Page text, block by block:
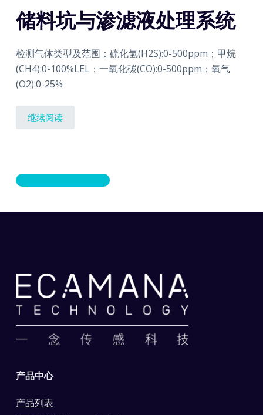
储料坑与渗滤液处理系统
检测气体类型及范围：硫化氢(H2S):0-500ppm；甲烷
(CH4):0-100%LEL；一氧化碳(CO):0-500ppm；氧气
(O2):0-25%
继续阅读
联系我们获取更多信息
产品中心
产品列表